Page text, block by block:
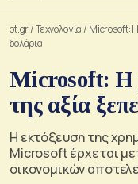
ot.gr/Τεχνολογία / Microsoft:
δολάρια
Microsoft: Η
της αξία
Η εκτόξευση της
Microsoft έρχεται
οικονομικών